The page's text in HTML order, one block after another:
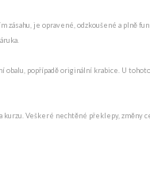
je opravené, odzkoušené a plně
obalu, popřípadě originální krabice. U
Veškeré nechtěné překlepy, změny